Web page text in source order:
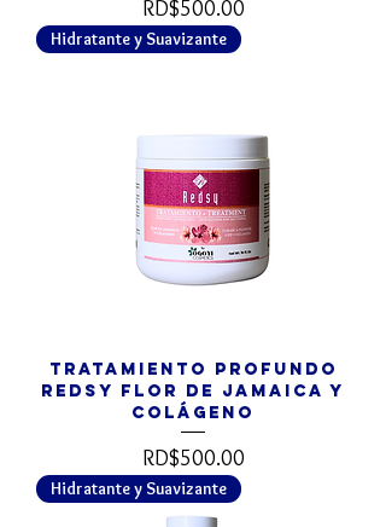
Precio
RD$500.00
Hidratante y Suavizante
Tratamiento Profundo
REDSY Flor de Jamaica y
Colágeno
Precio
RD$500.00
Hidratante y Suavizante